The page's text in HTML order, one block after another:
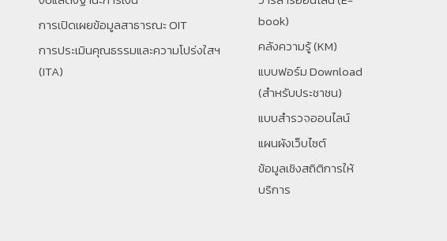
การเปิดเผยข้อมูลสาธารณะ OIT
การประเมินคุณธรรมและความโปร่งใสฯ
(ITA)
book)
คลังความรู้ (KM)
แบบฟอร์ม Download
(สำหรับประชาชน)
แบบสำรวจออนไลน์
แผนผังเว็บไซต์
ข้อมูลเชิงสถิติการให้
บริการ